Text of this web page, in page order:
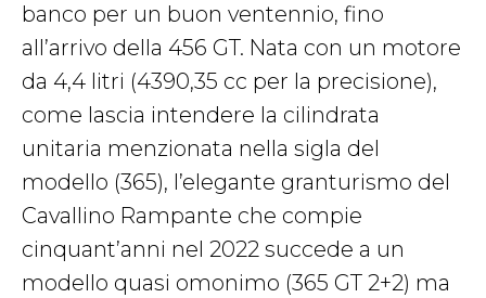
banco per un buon ventennio, fino
all’arrivo della 456 GT. Nata con un motore
da 4,4 litri (4390,35 cc per la precisione),
come lascia intendere la cilindrata
unitaria menzionata nella sigla del
modello (365), l’elegante granturismo del
Cavallino Rampante che compie
cinquant’anni nel 2022 succede a un
modello quasi omonimo (365 GT 2+2) ma